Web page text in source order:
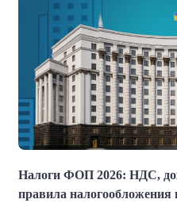
Налоги ФОП 2026: НДС,
правила налогообложения